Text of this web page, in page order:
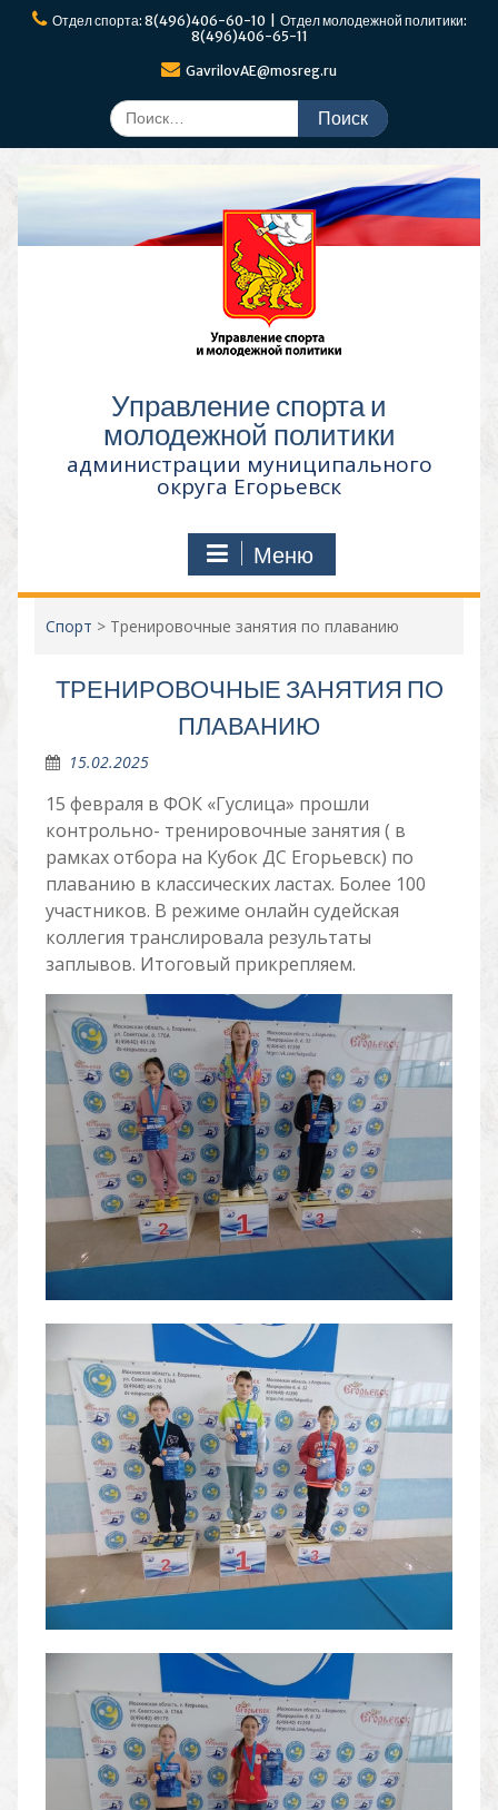
ПерейтиОтдел спорта: 8(496)406-60-10 | Отдел молодежной политики:
8(496)406-65-11
GavrilovAE@mosreg.ru
Поиск
по:
Управление спорта и
молодежной политики
администрации муниципального
округа Егорьевск
Меню
Спорт > Тренировочные занятия по плаванию
ТРЕНИРОВОЧНЫЕ ЗАНЯТИЯ ПО
ПЛАВАНИЮ
15.02.2025
15 февраля в ФОК «Гуслица» прошли
контрольно- тренировочные занятия ( в
рамках отбора на Кубок ДС Егорьевск) по
плаванию в классических ластах. Более 100
участников. В режиме онлайн судейская
коллегия транслировала результаты
заплывов. Итоговый прикрепляем.